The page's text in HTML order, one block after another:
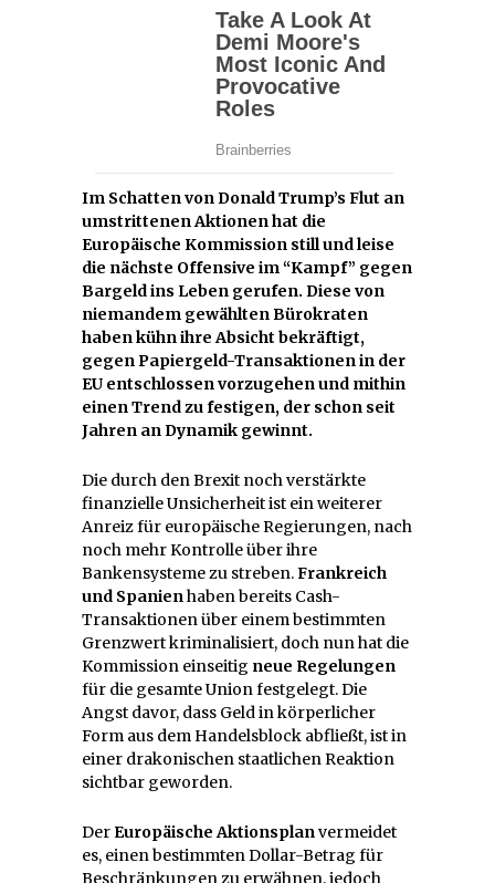
Im Schatten von Donald Trump’s Flut an
umstrittenen Aktionen hat die
Europäische Kommission still und leise
die nächste Offensive im “Kampf” gegen
Bargeld ins Leben gerufen. Diese von
niemandem gewählten Bürokraten
haben kühn ihre Absicht bekräftigt,
gegen Papiergeld-Transaktionen in der
EU entschlossen vorzugehen und mithin
einen Trend zu festigen, der schon seit
Jahren an Dynamik gewinnt.
Die durch den Brexit noch verstärkte
finanzielle Unsicherheit ist ein weiterer
Anreiz für europäische Regierungen, nach
noch mehr Kontrolle über ihre
Bankensysteme zu streben.Frankreich
und Spanienhaben bereits Cash-
Transaktionen über einem bestimmten
Grenzwert kriminalisiert, doch nun hat die
Kommission einseitig neue Regelungen
für die gesamte Union festgelegt. Die
Angst davor, dass Geld in körperlicher
Form aus dem Handelsblock abfließt, ist in
einer drakonischen staatlichen Reaktion
sichtbar geworden.
DerEuropäische Aktionsplanvermeidet
es, einen bestimmten Dollar-Betrag für
Beschränkungen zu erwähnen, jedoch